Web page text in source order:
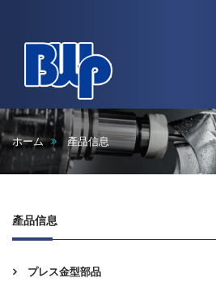
BROAD
WORLD
PRECISION
INDUSTRY
ホーム 產品信息
產品信息
プレス金型部品